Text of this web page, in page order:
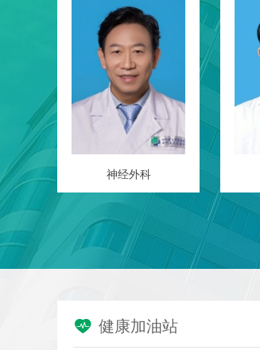
神经外科
 健康加油站